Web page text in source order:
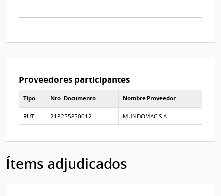
acta_i490227.pdf
Proveedores participantes
Tipo Nro. Documento Nombre Proveedor
RUT 213255850012 MUNDOMAC S.A
Ítems adjudicados